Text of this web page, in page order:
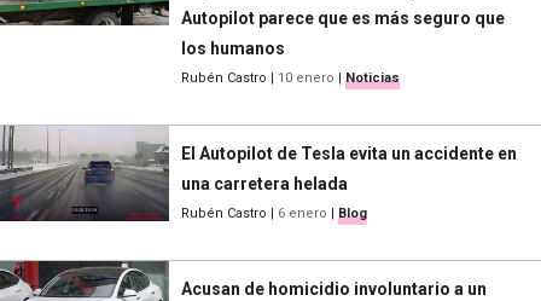
Autopilot parece que es más seguro que
los humanos
Rubén Castro 10 enero Noticias
El Autopilot de Tesla evita un accidente en
una carretera helada
Rubén Castro 6 enero Blog
Acusan de homicidio involuntario a un